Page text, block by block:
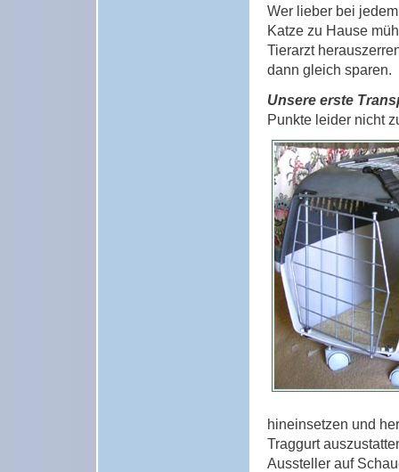
Wer lieber bei
Katze zu Hause
Tierarzt
dann gleich sparen.
Unsere erste
Punkte leider nicht
hineinsetzen und
Traggurt
Aussteller auf